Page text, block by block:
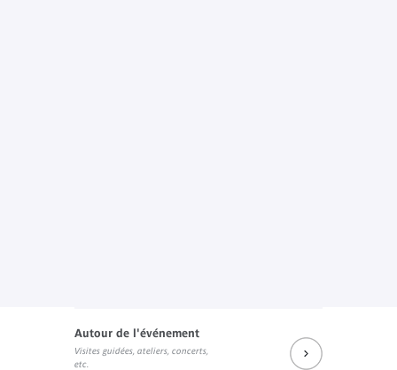
Autour de l'événement
Visites guidées, ateliers, concerts,
etc.